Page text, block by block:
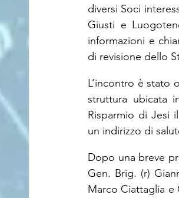
diversi Soci
Giusti e
informazioni e
di revisione dello
L’incontro è stato
struttura ubicata
Risparmio di Jesi
un indirizzo di
Dopo una breve
Gen. Brig. (r)
Marco Ciattaglia e